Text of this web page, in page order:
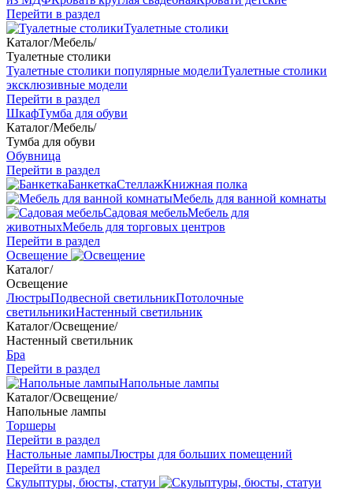
Перейти в раздел
Туалетные столики
Каталог/Мебель/
Туалетные столики
Туалетные столики популярные моделиТуалетные столики
эксклюзивные модели
Перейти в раздел
ШкафТумба для обуви
Каталог/Мебель/
Тумба для обуви
Обувница
Перейти в раздел
БанкеткаСтеллажКнижная полка
Мебель для ванной комнаты
Садовая мебельМебель для
животныхМебель для торговых центров
Перейти в раздел
Освещение
Каталог/
Освещение
ЛюстрыПодвесной светильникПотолочные
светильникиНастенный светильник
Каталог/Освещение/
Настенный светильник
Бра
Перейти в раздел
Напольные лампы
Каталог/Освещение/
Напольные лампы
Торшеры
Перейти в раздел
Настольные лампыЛюстры для больших помещений
Перейти в раздел
Скульптуры, бюсты, статуи